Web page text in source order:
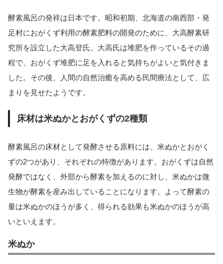
酵素風呂の発祥は日本です。昭和初期、北海道の南西部・発
足村におがくず利用の酵素肥料の開発のために、大高酵素研
究所を設立した大高登氏。大高氏は堆肥を作っているその過
程で、おがくず堆肥に足を入れると気持ちがよいと気付きま
した。その後、人間の自然治癒を高める民間療法として、広
まりを見せたようです。
床材は米ぬかとおがくずの2種類
酵素風呂の床材として発酵させる原料には、米ぬかとおがく
ずの2つがあり、それぞれの特徴があります。おがくずは自然
発酵ではなく、外部から酵素を加えるのに対し、米ぬかは微
生物が酵素を産み出していることになります。よって酵素の
量は米ぬかのほうが多く、得られる効果も米ぬかのほうが高
いといえます。
米ぬか